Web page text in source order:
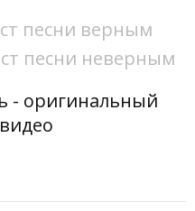
песни верным
песни неверным
- оригинальный